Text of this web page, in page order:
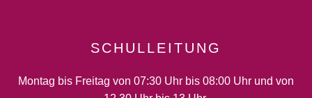
SCHULLEITUNG
Montag bis Freitag von 07:30 Uhr bis 08:00 Uhr und von